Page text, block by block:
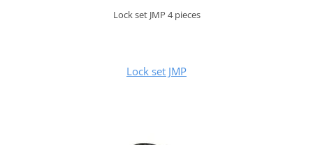
Lock set JMP 4 pieces
Lock set JMP